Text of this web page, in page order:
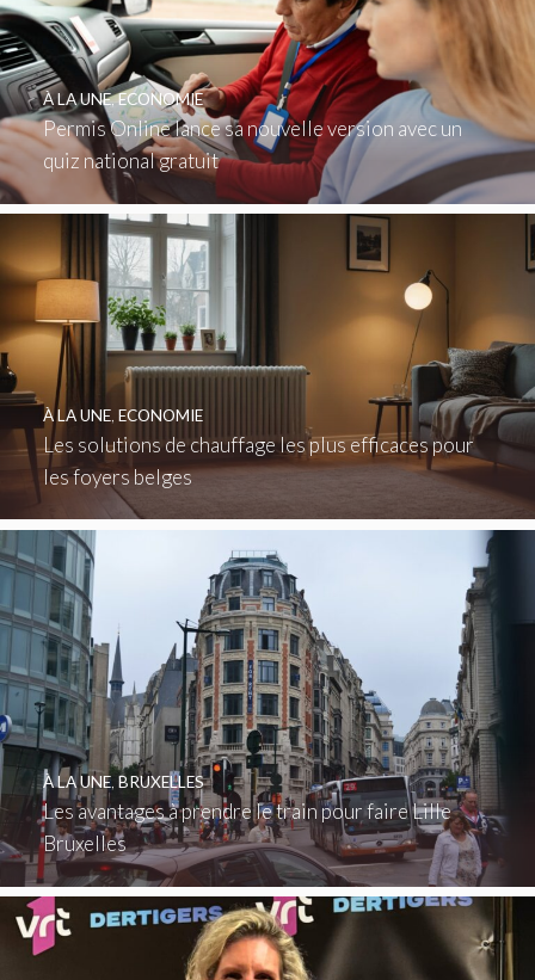
Permis Online lance sa nouvelle version avec un
quiz national gratuit
À LA UNE,ECONOMIE
Les solutions de chauffage les plus efficaces pour
les foyers belges
À LA UNE, ECONOMIE
Les avantages à prendre le train pour faire Lille
Bruxelles
À LA UNE, BRUXELLES